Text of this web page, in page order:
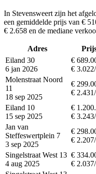
In Stevensweert zijn het
een gemiddelde prijs van €
€ 2.658 en de mediane
Adres
Eiland 30
6 jan 2026
€
€
Molenstraat Noord
11
18 sep 2025
€
€
Eiland 10
15 sep 2025
€
€
Jan van
Steffeswertplein 7
3 sep 2025
€
€
Singelstraat West 13
4 aug 2025
€
€